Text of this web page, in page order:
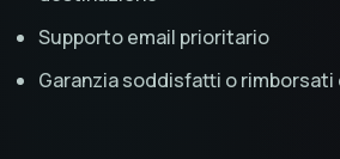
Supporto email prioritario
Garanzia soddisfatti o rimborsati